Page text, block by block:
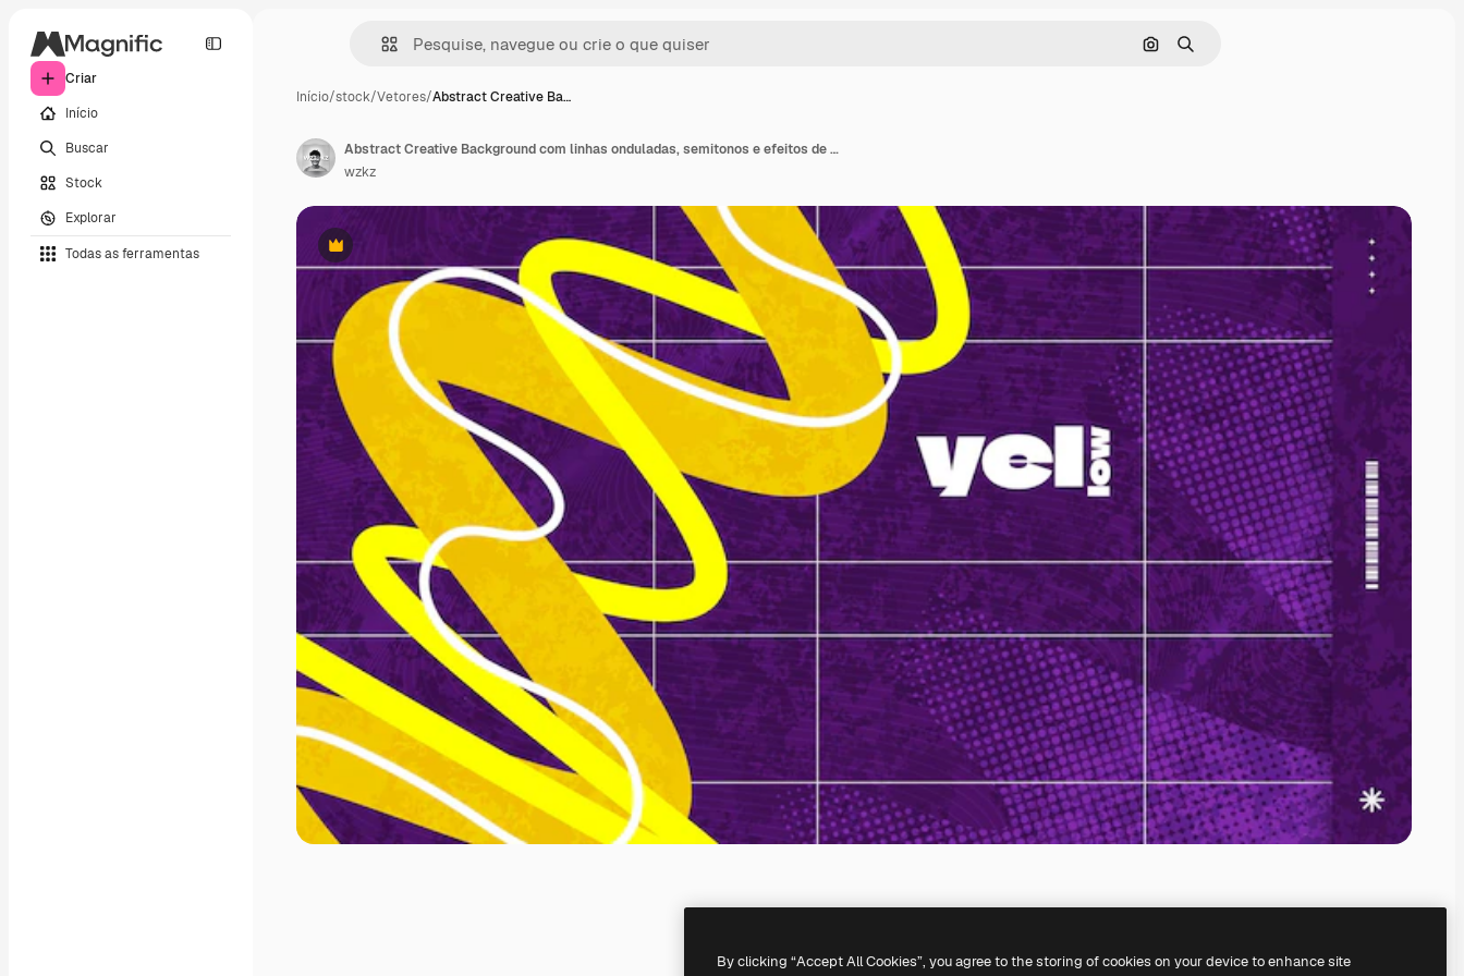
Criar
Início
Buscar
Stock
Explorar
Todas as ferramentas
Pesquisar por imagem
Buscar
Início/stock/Vetores/Abstract Creative Ba…
Premium
Abstract Creative Background com linhas onduladas, semitonos e efeitos de textura em estilo de cor amarelo-púrpura e branco, adequado para cartazes de capa ou landing page
wzkz
By clicking “Accept All Cookies”, you agree to the storing of cookies on your device to enhance site